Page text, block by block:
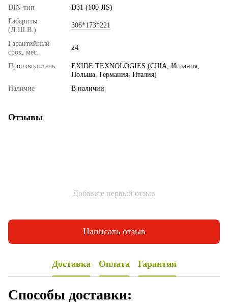
DIN-тип
D31 (100 JIS)
Габариты
(Д.Ш.В.)
306*173*221
Гарантийный
срок, мес.
24
Производитель
EXIDE TEXNOLOGIES (США, Испания,
Польша, Германия, Италия)
Наличие
В наличии
Отзывы
Добавьте первый отзыв
Написать отзыв
Доставка Оплата Гарантия
Способы доставки: